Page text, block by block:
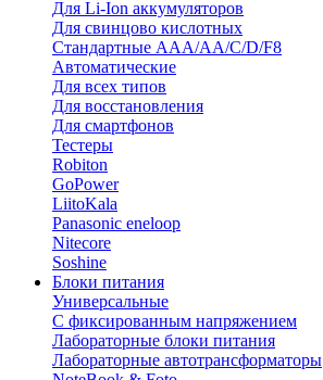
Для Li-Ion аккумуляторов
Для свинцово кислотных
Стандартные ААА/АА/С/D/F8
Автоматические
Для всех типов
Для восстановления
Для смартфонов
Тестеры
Robiton
GoPower
LiitoKala
Panasonic eneloop
Nitecore
Soshine
Блоки питания
Универсальные
C фиксированным напряжением
Лабораторные блоки питания
Лабораторные автотрансформаторы